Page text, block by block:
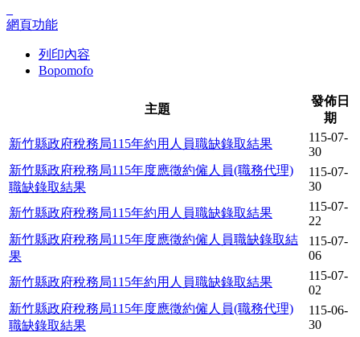
網頁功能
列印內容
Bopomofo
主題
發佈日
期
新竹縣政府稅務局115年約用人員職缺錄取結果
115-07-
30
新竹縣政府稅務局115年度應徵約僱人員(職務代理)
職缺錄取結果
115-07-
30
新竹縣政府稅務局115年約用人員職缺錄取結果
115-07-
22
新竹縣政府稅務局115年度應徵約僱人員職缺錄取結
果
115-07-
06
新竹縣政府稅務局115年約用人員職缺錄取結果
115-07-
02
新竹縣政府稅務局115年度應徵約僱人員(職務代理)
職缺錄取結果
115-06-
30